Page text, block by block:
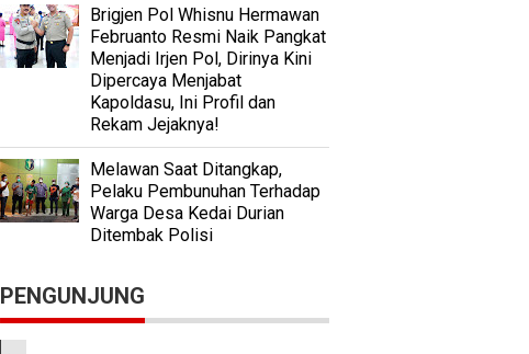
Brigjen Pol Whisnu Hermawan
Februanto Resmi Naik Pangkat
Menjadi Irjen Pol, Dirinya Kini
Dipercaya Menjabat
Kapoldasu, Ini Profil dan
Rekam Jejaknya!
Melawan Saat Ditangkap,
Pelaku Pembunuhan Terhadap
Warga Desa Kedai Durian
Ditembak Polisi
PENGUNJUNG